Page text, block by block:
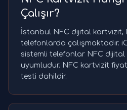
Çalışır?
İstanbul NFC dijital kartvizit,
telefonlarda çalışmaktadır.
sistemli telefonlar NFC dijital
uyumludur. NFC kartvizit
testi dahildir.